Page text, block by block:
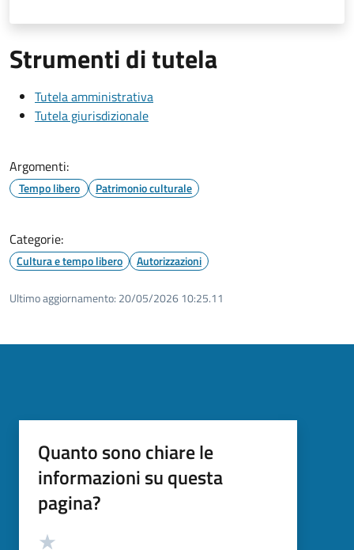
Strumenti di tutela
Tutela amministrativa
Tutela giurisdizionale
Argomenti:
Tempo libero Patrimonio culturale
Categorie:
Cultura e tempo libero Autorizzazioni
Ultimo aggiornamento: 20/05/2026 10:25.11
Quanto sono chiare le
informazioni su questa
pagina?
Valutazione